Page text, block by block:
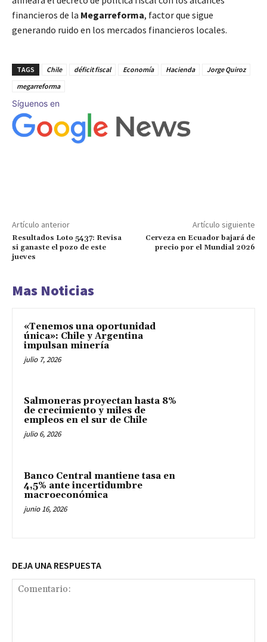
financieros de la Megarreforma, factor que sigue
generando ruido en los mercados financieros locales.
TAGS Chile déficit fiscal Economía Hacienda
Jorge Quiroz
megarreforma
Síguenos en
Artículo anterior
Resultados Loto 5437: Revisa
si ganaste el pozo de este
jueves
Artículo siguiente
Cerveza en Ecuador bajará de
precio por el Mundial 2026
Mas Noticias
«Tenemos una oportunidad
única»: Chile y Argentina
impulsan minería
julio 7, 2026
Salmoneras proyectan hasta 8%
de crecimiento y miles de
empleos en el sur de Chile
julio 6, 2026
Banco Central mantiene tasa en
4,5% ante incertidumbre
macroeconómica
junio 16, 2026
DEJA UNA RESPUESTA